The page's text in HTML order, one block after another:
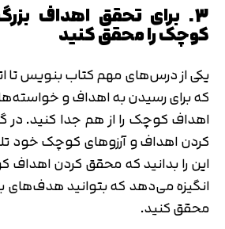
3. برای تحقق اهداف
کوچک را محقق کنید
یکی از درس‌های مهم کتاب بنویس تا
که برای رسیدن به اهداف و
اهداف کوچک را از هم جدا کنید. در
کردن اهداف و آرزوهای کوچک
این را بدانید که محقق کردن اهداف
انگیزه می‌دهد که بتوانید هدف‌های
محقق کنید.